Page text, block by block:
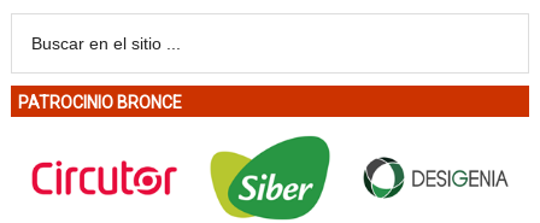
PATROCINIO BRONCE